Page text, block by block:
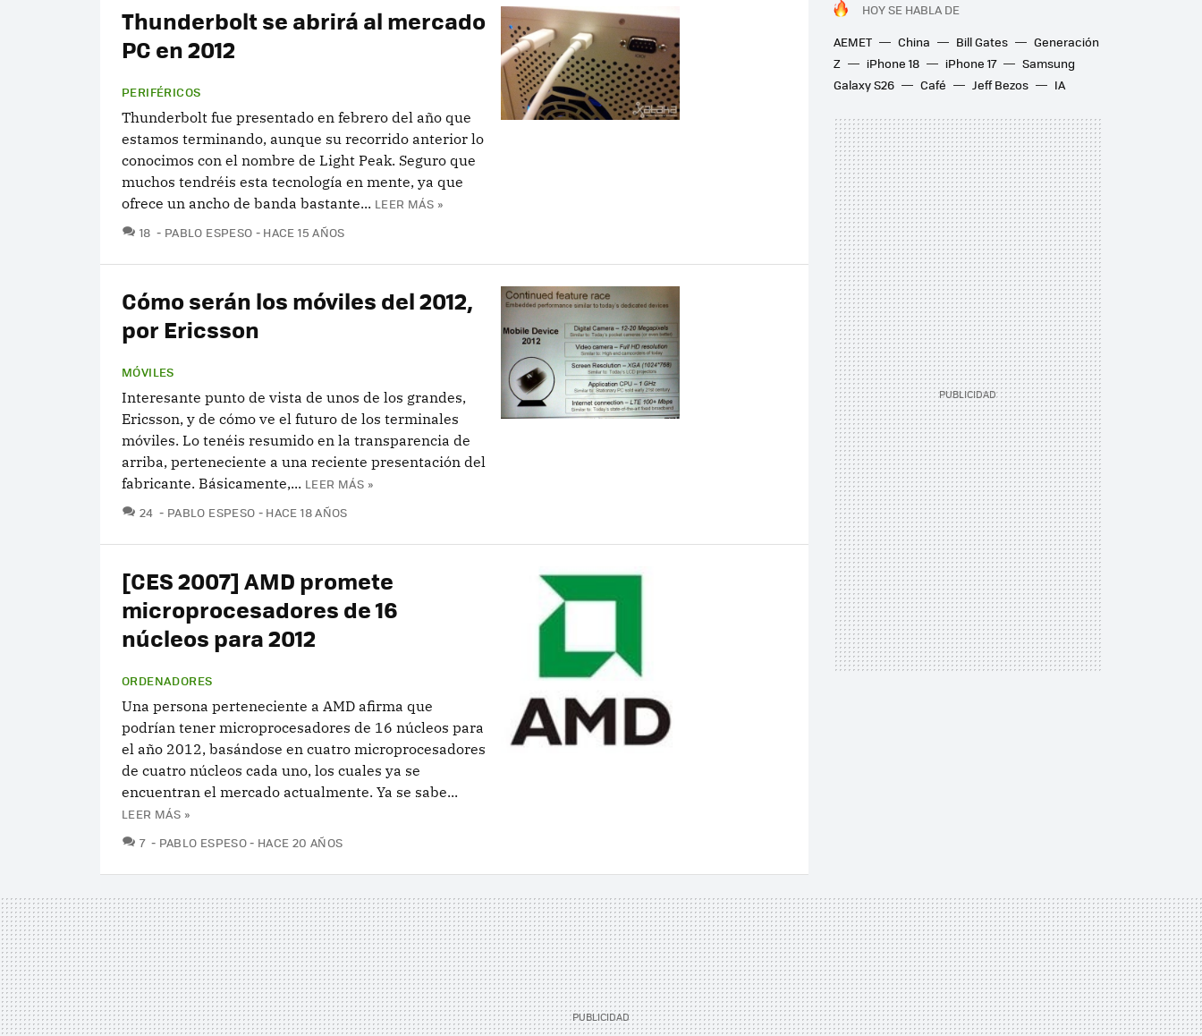
HOY SE HABLA DE
AEMET
China Bill Gates
Generación
Z
iPhone 18 iPhone 17
Samsung
Galaxy S26
Café Jeff Bezos IA
Thunderbolt se abrirá al mercado
PC en 2012
PERIFÉRICOS
Thunderbolt fue presentado en febrero del año que
estamos terminando, aunque su recorrido anterior lo
conocimos con el nombre de Light Peak. Seguro que
muchos tendréis esta tecnología en mente, ya que
ofrece un ancho de banda bastante... LEER MÁS »
18 COMENTARIOS
PABLO ESPESO HACE 15 AÑOS
Cómo serán los móviles del 2012,
por Ericsson
MÓVILES
Interesante punto de vista de unos de los grandes,
Ericsson, y de cómo ve el futuro de los terminales
móviles. Lo tenéis resumido en la transparencia de
arriba, perteneciente a una reciente presentación del
fabricante. Básicamente,... LEER MÁS »
24 COMENTARIOS
PABLO ESPESO HACE 18 AÑOS
[CES 2007] AMD promete
microprocesadores de 16
núcleos para 2012
ORDENADORES
Una persona perteneciente a AMD afirma que
podrían tener microprocesadores de 16 núcleos para
el año 2012, basándose en cuatro microprocesadores
de cuatro núcleos cada uno, los cuales ya se
encuentran el mercado actualmente. Ya se sabe...
LEER MÁS »
7 COMENTARIOS
PABLO ESPESO HACE 20 AÑOS